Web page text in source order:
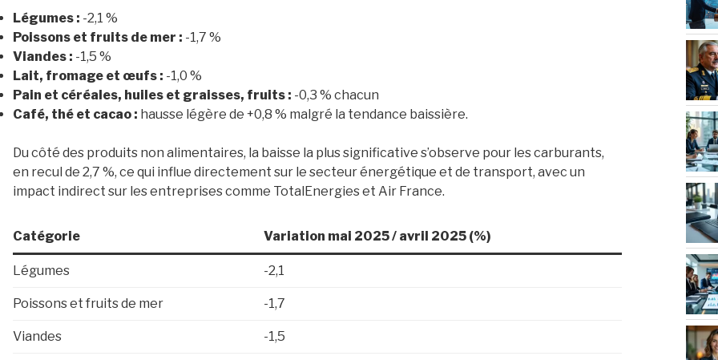
Légumes : -2,1 %
Poissons et fruits de mer : -1,7 %
Viandes : -1,5 %
Lait, fromage et œufs : -1,0 %
Pain et céréales, huiles et graisses, fruits : -0,3 % chacun
Café, thé et cacao : hausse légère de +0,8 % malgré la tendance baissière.
Du côté des produits non alimentaires, la baisse la plus significative s’observe pour les carburants,
en recul de 2,7 %, ce qui influe directement sur le secteur énergétique et de transport, avec un
impact indirect sur les entreprises comme TotalEnergies et Air France.
Catégorie Variation mai 2025 / avril 2025 (%)
Légumes -2,1
Poissons et fruits de mer -1,7
Viandes -1,5